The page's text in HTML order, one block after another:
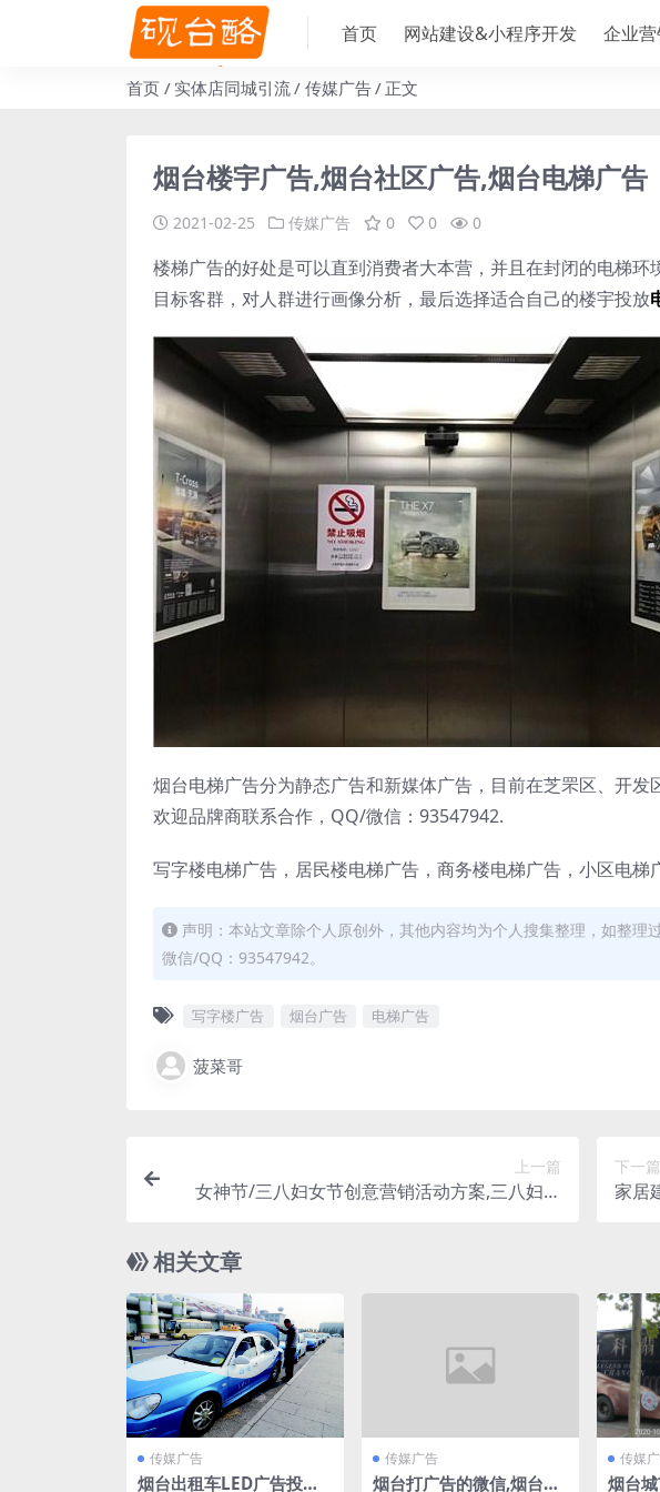
首页 网站建设&小程序开发 企业
首页 实体店同城引流 传媒广告 正文
烟台楼宇广告,烟台社区广告,烟台电梯广告
2021-02-25 传媒广告 0 0 0
楼梯广告的好处是可以直到消费者大本营，并且在封闭的电梯
目标客群，对人群进行画像分析，最后选择适合自己的楼宇投放
烟台电梯广告分为静态广告和新媒体广告，目前在芝罘区、开发
欢迎品牌商联系合作，QQ/微信：93547942.
写字楼电梯广告，居民楼电梯广告，商务楼电梯广告，小区电梯
声明：本站文章除个人原创外，其他内容均为个人搜集整理，如整理
微信/QQ：93547942。
写字楼广告 烟台广告 电梯广告
菠菜哥
上一篇
女神节/三八妇女节创意营销活动方案,三八妇女
下一篇
家居
相关文章
传媒广告
烟台出租车LED广告投放,
传媒广告
烟台打广告的微信,烟台朋
传媒
烟台